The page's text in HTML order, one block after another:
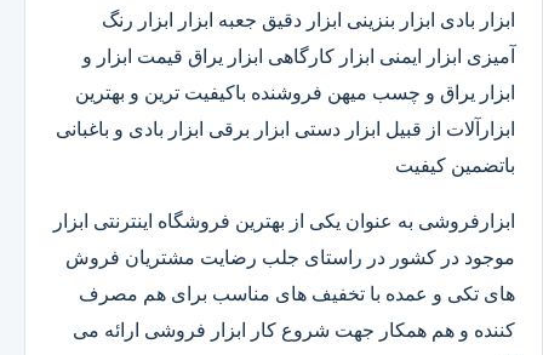
ابزار بادی ابزار بنزینی ابزار دقیق​ جعبه ابزار ابزار رنگ
آمیزی ابزار ایمنی ابزار کارگاهی ابزار یراق قیمت ابزار و
ابزار یراق و چسب میهن فروشنده باکیفیت ترین و بهترین
ابزارآلات از قبیل ابزار دستی ابزار برقی ابزار بادی و باغبانی
باتضمین کیفیت
ابزارفروشی به عنوان یکی از بهترین فروشگاه اینترنتی ابزار
موجود در کشور در راستای جلب رضایت مشتریان فروش
های تکی و عمده با تخفیف های مناسب برای هم مصرف
کننده و هم همکار جهت شروع کار ابزار فروشی ارائه می